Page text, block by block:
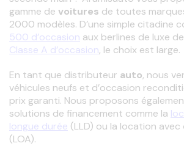
gamme de voitures de toutes
2000 modèles. D’une simple citadine
500 d’occasion aux berlines de luxe
Classe A d’occasion, le choix est large.
En tant que distributeur auto, nous
véhicules neufs et d’occasion
prix garanti. Nous proposons
solutions de financement comme la
longue durée (LLD) ou la location
(LOA).